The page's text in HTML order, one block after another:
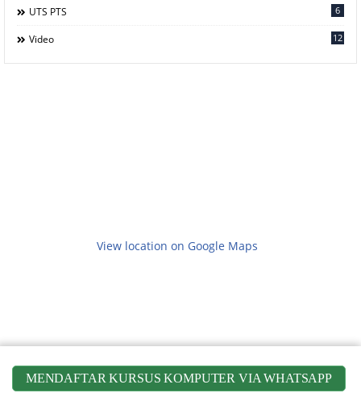
MENDAFTAR KURSUS KOMPUTER VIA WHATSAPP
UTS PTS 6
Video 12
View location on Google Maps